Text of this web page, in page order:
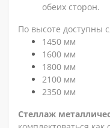
обеих сторон.
По высоте доступны
1450 мм
1600 мм
1800 мм
2100 мм
2350 мм
Стеллаж